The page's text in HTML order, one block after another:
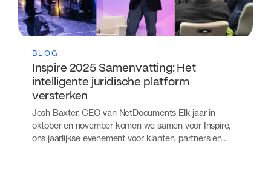
BLOG
Inspire 2025 Samenvatting: Het
intelligente juridische platform
versterken
Josh Baxter, CEO van NetDocuments Elk jaar in
oktober en november komen we samen voor Inspire,
ons jaarlijkse evenement voor klanten, partners en...